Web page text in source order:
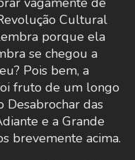
Cultural
porque ela
se chegou a
Pois bem, a
fruto de um longo
Desabrochar das
e a Grande
brevemente acima.